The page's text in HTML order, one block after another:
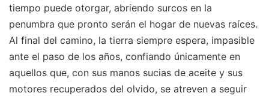
tiempo puede otorgar, abriendo surcos en la
penumbra que pronto serán el hogar de nuevas raíces.
Al final del camino, la tierra siempre espera, impasible
ante el paso de los años, confiando únicamente en
aquellos que, con sus manos sucias de aceite y sus
motores recuperados del olvido, se atreven a seguir